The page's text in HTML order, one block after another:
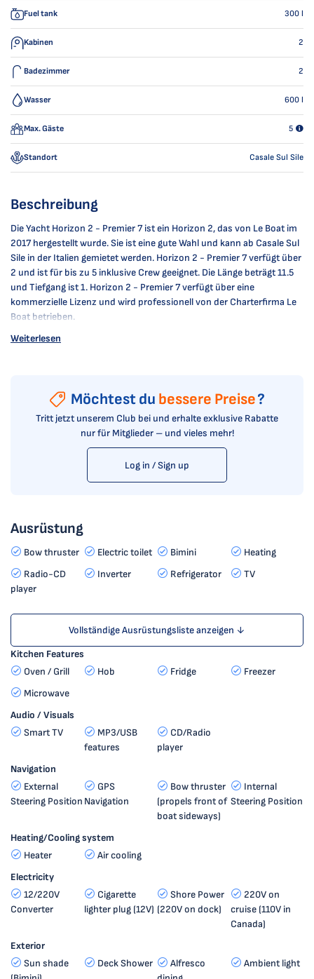
Fuel tank 300 l
Kabinen 2
Badezimmer 2
Wasser 600 l
Max. Gäste 5
Standort Casale Sul Sile
Beschreibung
Die Yacht Horizon 2 - Premier 7 ist ein Horizon 2, das von Le Boat im
2017 hergestellt wurde. Sie ist eine gute Wahl und kann ab Casale Sul
Sile in der Italien gemietet werden. Horizon 2 - Premier 7 verfügt über
2 und ist für bis zu 5 inklusive Crew geeignet. Die Länge beträgt 11.5
und Tiefgang ist 1. Horizon 2 - Premier 7 verfügt über eine
kommerzielle Lizenz und wird professionell von der Charterfirma Le
Boat betrieben.
Weiterlesen
Möchtest du bessere Preise?
Tritt jetzt unserem Club bei und erhalte exklusive Rabatte
nur für Mitglieder – und vieles mehr!
Log in / Sign up
Ausrüstung
Bow thruster Electric toilet Bimini
Heating
Radio-CD
player
Inverter Refrigerator TV
Vollständige Ausrüstungsliste anzeigen ↓
Kitchen Features
Oven / Grill
Hob Fridge
Freezer
Microwave
Audio / Visuals
Smart TV
MP3/USB
features
CD/Radio
player
Navigation
External
Steering Position
GPS
Navigation
Bow thruster
(propels front of
boat sideways)
Internal
Steering Position
Heating/Cooling system
Heater
Air cooling
Electricity
12/220V
Converter
Cigarette
lighter plug (12V)
Shore Power
(220V on dock)
220V on
cruise (110V in
Canada)
Exterior
Sun shade
Deck Shower
Alfresco
Ambient light